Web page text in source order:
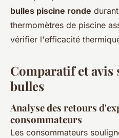
bulles piscine ronde
thermomètres de piscine
vérifier l'efficacité
Comparatif et avis
bulles
Analyse des retours
consommateurs
Les consommateurs